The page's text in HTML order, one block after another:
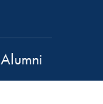
Alumni